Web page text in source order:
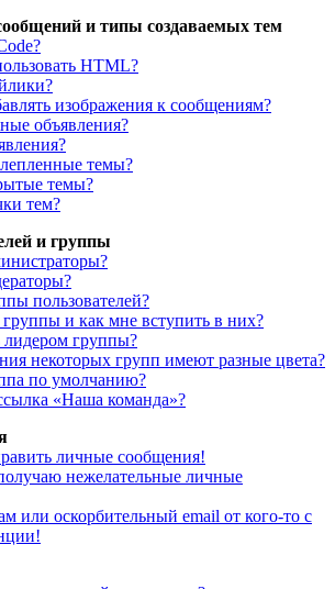
и типы создаваемых тем
HTML?
изображения к сообщениям?
объявления?
темы?
темы?
тем?
и группы
пользователей?
группы и как мне вступить в них?
лидером группы?
некоторых групп имеют разные цвета?
по умолчанию?
«Наша команда»?
личные сообщения!
нежелательные личные
или оскорбительный email от кого-то с